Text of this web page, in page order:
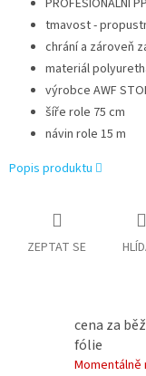
PROFESIONÁLNÍ
tmavost -
chrání a zároveň
materiál
výrobce AWF
šíře role 75 cm
návin role 15 m
Popis produktu
ZEPTAT SE
cena za
fólie